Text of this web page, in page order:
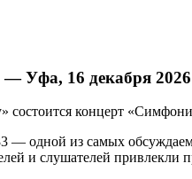
Уфа, 16 декабря 2026
состоится концерт
одной из самых
и слушателей